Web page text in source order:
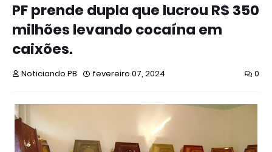
PF prende dupla que lucrou R$ 350
milhões levando cocaína em
caixões.
Noticiando PB fevereiro 07, 2024 0